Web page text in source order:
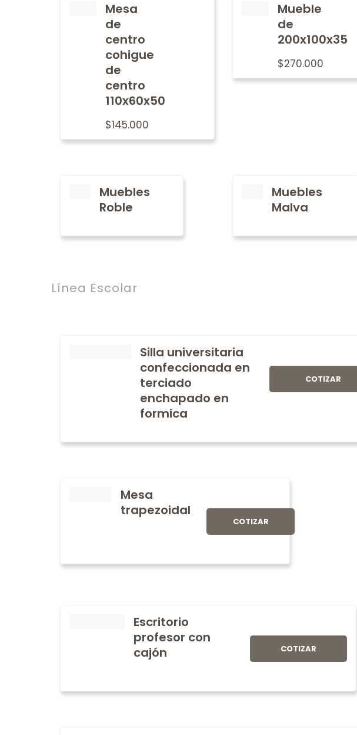
Mesa
de
centro
cohigue
de
centro
110x60x50
$145.000
Mueble
de
200x100x35
$270.000
Muebles
Roble
Muebles
Malva
Línea Escolar
Silla universitaria
confeccionada en
terciado
enchapado en
formica
COTIZAR
Mesa
trapezoidal
COTIZAR
Escritorio
profesor con
cajón
COTIZAR